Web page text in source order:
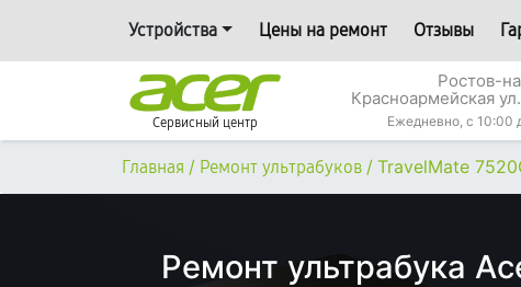
Устройства Цены на ремонт Отзывы
Сервисный центр
Ростов-
Красноармейская
Ежедневно, с 10:00
Главная / Ремонт ультрабуков / TravelMate
Ремонт ультрабука